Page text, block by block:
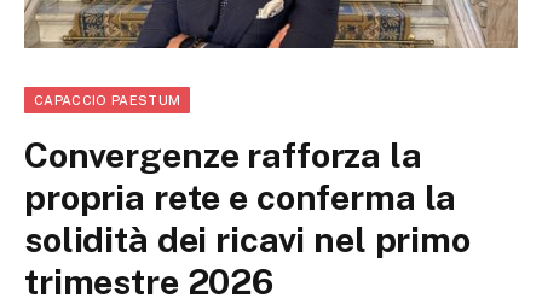
CAPACCIO PAESTUM
Convergenze rafforza la
propria rete e conferma la
solidità dei ricavi nel primo
trimestre 2026